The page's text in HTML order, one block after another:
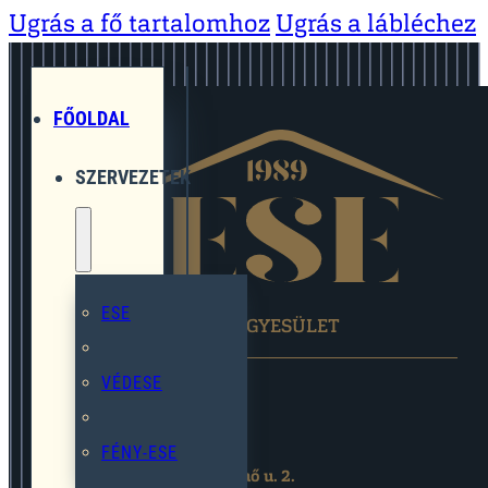
Ugrás a fő tartalomhoz Ugrás a lábléchez
FŐOLDAL
SZERVEZETEK
ESE
VÉDESE
FÉNY-ESE
EGYMÁST SEGÍTŐ EGYESÜLET
2119 Pécel,Pihenő u. 2.